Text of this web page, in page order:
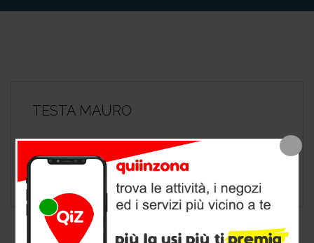
TESTA MAURO
negozio animali a Tortona, provincia di
Alessandria